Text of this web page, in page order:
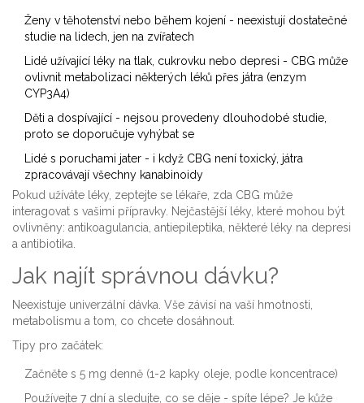
Ženy v těhotenství nebo během kojení - neexistují dostatečné
studie na lidech, jen na zvířatech
Lidé užívající léky na tlak, cukrovku nebo depresi - CBG může
ovlivnit metabolizaci některých léků přes játra (enzym
CYP3A4)
Děti a dospívající - nejsou provedeny dlouhodobé studie,
proto se doporučuje vyhýbat se
Lidé s poruchami jater - i když CBG není toxický, játra
zpracovávají všechny kanabinoidy
Pokud užíváte léky, zeptejte se lékaře, zda CBG může
interagovat s vašimi přípravky. Nejčastější léky, které mohou být
ovlivněny: antikoagulancia, antiepileptika, některé léky na depresi
a antibiotika.
Jak najít správnou dávku?
Neexistuje univerzální dávka. Vše závisí na vaší hmotnosti,
metabolismu a tom, co chcete dosáhnout.
Tipy pro začátek:
Začněte s 5 mg denně (1-2 kapky oleje, podle koncentrace)
Používejte 7 dní a sledujte, co se děje - spíte lépe? Je kůže